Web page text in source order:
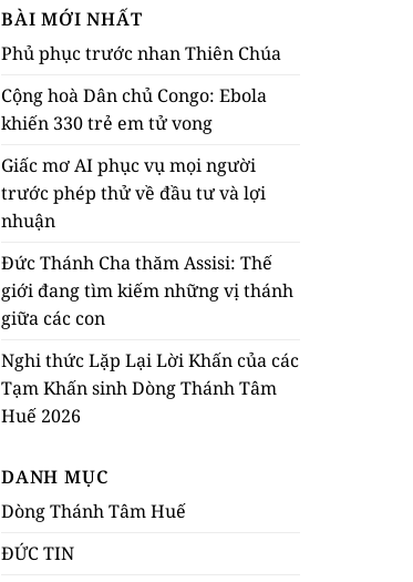
BÀI MỚI NHẤT
Phủ phục trước nhan Thiên Chúa
Cộng hoà Dân chủ Congo: Ebola
khiến 330 trẻ em tử vong
Giấc mơ AI phục vụ mọi người
trước phép thử về đầu tư và lợi
nhuận
Đức Thánh Cha thăm Assisi: Thế
giới đang tìm kiếm những vị thánh
giữa các con
Nghi thức Lặp Lại Lời Khấn của các
Tạm Khấn sinh Dòng Thánh Tâm
Huế 2026
DANH MỤC
Dòng Thánh Tâm Huế
ĐỨC TIN